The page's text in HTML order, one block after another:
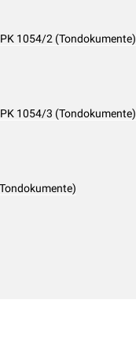
1054/2 (Tondokumente)
1054/3 (Tondokumente)